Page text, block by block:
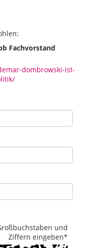
Fachvorstand
dombrowski-ist-
und
Ziffern eingeben*